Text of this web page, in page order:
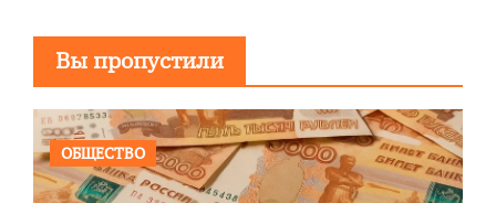
Вы пропустили
ОБЩЕСТВО